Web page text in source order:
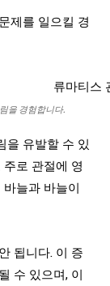
제를 일으킬 경
을 경험합니다.
을 유발할 수 있
로 관절에 영
늘과 바늘이
됩니다. 이 증
수 있으며, 이